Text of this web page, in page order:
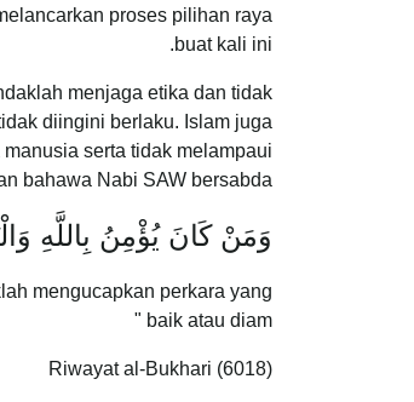
proses pilihan raya
buat kali ini.
menjaga etika dan tidak
diingini berlaku. Islam juga
serta tidak melampaui
bahawa Nabi SAW bersabda:
وَمَنْ كَانَ يُؤْمِنُ بِاللَّهِ
mengucapkan perkara yang
baik atau diam "
Riwayat al-Bukhari (6018)